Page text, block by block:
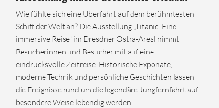
Wie fühlte sich eine Überfahrt auf dem berühmtesten
Schiff der Welt an? Die Ausstellung „Titanic: Eine
immersive Reise“ im Dresdner Ostra-Areal nimmt
Besucherinnen und Besucher mit auf eine
eindrucksvolle Zeitreise. Historische Exponate,
moderne Technik und persönliche Geschichten lassen
die Ereignisse rund um die legendäre Jungfernfahrt auf
besondere Weise lebendig werden.